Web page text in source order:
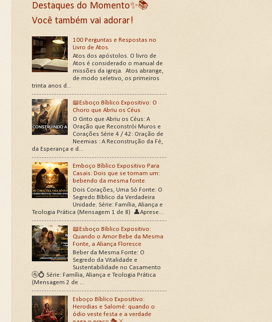
Destaques do Momento✨📚
Você também vai adorar!
100 Perguntas e Respostas no
Livro de Atos.
Atos dos apóstolos. O livro de
Atos é considerado o manual de
missões da igreja. Atos abrange,
de modo seletivo, os primeiros
trinta anos d...
📖Esboço Bíblico Expositivo: O
Choro que Abriu os Céus
O Grito que Abriu os Céus: A
Oração que Reconstrói Muros e
Corações Série 4 / 42: Oração de
Neemias : A Reconstrução da Fé,
da Esperança e d...
Emboço Bíblico Expositivo Para
Casais: Dois que se tornam um:
bebendo da mesma fonte.
Dois Corações, Uma Só Fonte: O
Segredo Bíblico da Verdadeira
Unidade. Série: Família, Aliança e
Teologia Prática (Mensagem 1 de 8) 👤Aprese...
📖Esboço Bíblico Expositivo:
Quando o Amor Bebe da Mesma
Fonte, a Aliança Floresce
Beber da Mesma Fonte: O
Segredo da Vitalidade e
Sustentabilidade no Casamento
🚰💍 Série: Família, Aliança e Teologia Prática
(Mensagem 2 de ...
Esboço Bíblico Expositivo:
Herodias e Salomé: quando o
ódio veste festa e a verdade